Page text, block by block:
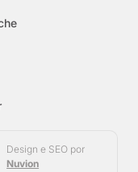
Design e SEO por
Nuvion